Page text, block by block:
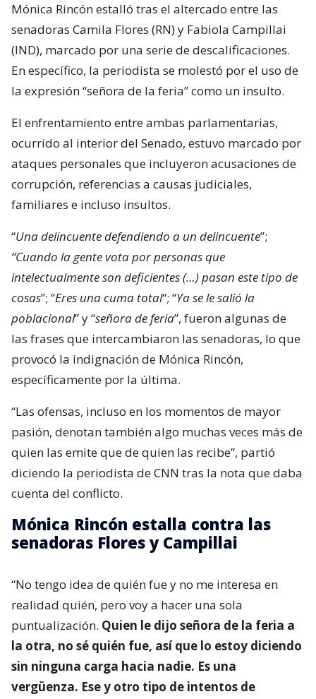
Mónica Rincón estalló tras el altercado entre las
senadoras Camila Flores (RN) y Fabiola Campillai
(IND), marcado por una serie de descalificaciones.
En específico, la periodista se molestó por el uso de
la expresión “señora de la feria” como un insulto.
El enfrentamiento entre ambas parlamentarias,
ocurrido al interior del Senado, estuvo marcado por
ataques personales que incluyeron acusaciones de
corrupción, referencias a causas judiciales,
familiares e incluso insultos.
“Una delincuente defendiendo a un delincuente”;
“Cuando la gente vota por personas que
intelectualmente son deficientes (…) pasan este tipo de
cosas”; “Eres una cuma total“; “Ya se le salió la
poblacional” y “señora de feria”, fueron algunas de
las frases que intercambiaron las senadoras, lo que
provocó la indignación de Mónica Rincón,
específicamente por la última.
“Las ofensas, incluso en los momentos de mayor
pasión, denotan también algo muchas veces más de
quien las emite que de quien las recibe”, partió
diciendo la periodista de CNN tras la nota que daba
cuenta del conflicto.
Mónica Rincón estalla contra las
senadoras Flores y Campillai
“No tengo idea de quién fue y no me interesa en
realidad quién, pero voy a hacer una sola
puntualización. Quien le dijo señora de la feria a
la otra, no sé quién fue, así que lo estoy diciendo
sin ninguna carga hacia nadie. Es una
vergüenza. Ese y otro tipo de intentos de